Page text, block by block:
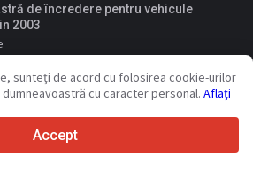
de încredere pentru vehicule
2003
sunteți de acord cu folosirea cookie-urilor
cu caracter personal. Aflați
Accept